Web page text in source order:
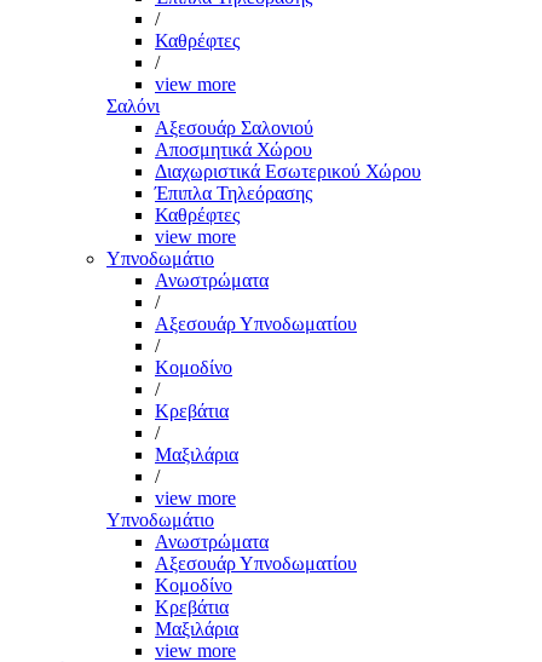
/
Καθρέφτες
/
view more
Σαλόνι
Αξεσουάρ Σαλονιού
Αποσμητικά Χώρου
Διαχωριστικά Εσωτερικού Χώρου
Έπιπλα Τηλεόρασης
Καθρέφτες
view more
Υπνοδωμάτιο
Ανωστρώματα
/
Αξεσουάρ Υπνοδωματίου
/
Κομοδίνο
/
Κρεβάτια
/
Μαξιλάρια
/
view more
Υπνοδωμάτιο
Ανωστρώματα
Αξεσουάρ Υπνοδωματίου
Κομοδίνο
Κρεβάτια
Μαξιλάρια
view more